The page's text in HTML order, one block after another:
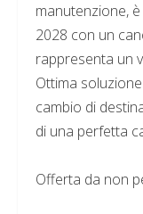
manutenzione,
2028 con un
rappresenta un
Ottima
cambio di
di una perfetta
Offerta da non